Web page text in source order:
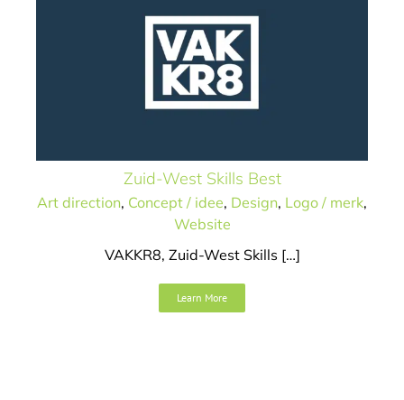
Zuid-West Skills Best
Art direction, Concept / idee, Design, Logo / merk,
Website
VAKKR8, Zuid-West Skills […]
Learn More
Beton goed op weg